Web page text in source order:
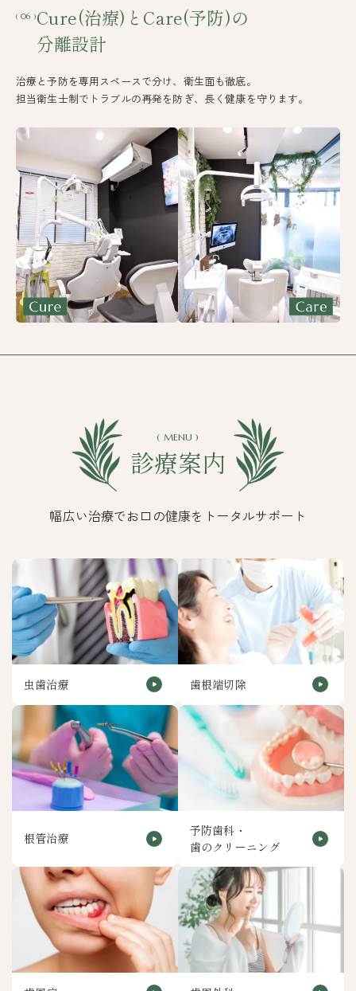
( 06 )Cure(治療)とCare(予防)の
分離設計
治療と予防を専用スペースで分け、衛生面も徹底。
担当衛生士制でトラブルの再発を防ぎ、長く健康を守ります。
( MENU )
診療案内
幅広い治療でお口の健康をトータルサポート
虫歯治療 歯根端切除
根管治療
予防歯科・
歯のクリーニング